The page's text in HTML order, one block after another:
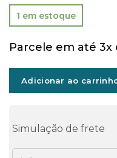
1 em estoque
Parcele em até 3x
Adicionar ao
Simulação de frete